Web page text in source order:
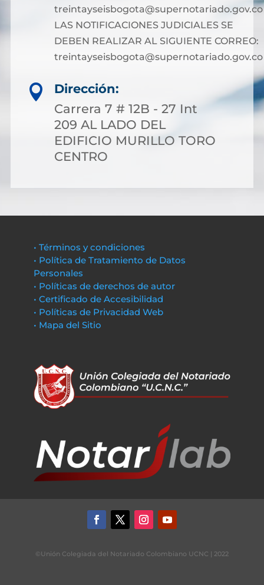
treintayseisbogota@supernotariado.gov.co
LAS NOTIFICACIONES JUDICIALES SE
DEBEN REALIZAR AL SIGUIENTE CORREO:
treintayseisbogota@supernotariado.gov.co

Dirección:
Carrera 7 # 12B - 27 Int
209 AL LADO DEL
EDIFICIO MURILLO TORO
CENTRO
• Términos y condiciones
• Política de Tratamiento de Datos
Personales
• Políticas de derechos de autor
• Certificado de Accesibilidad
• Políticas de Privacidad Web
• Mapa del Sitio
©Unión Colegiada del Notariado Colombiano UCNC | 2022